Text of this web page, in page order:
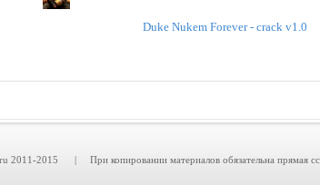
Duke Nukem Forever - crack v1.0
2011-2015 | При копировании материалов обязательна прямая